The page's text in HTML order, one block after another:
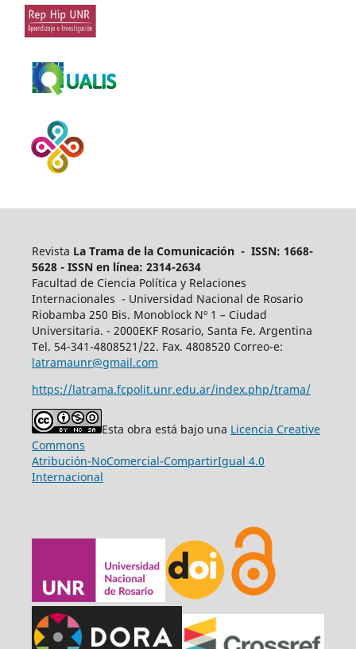
Revista La Trama de la Comunicación - ISSN: 1668-
5628 - ISSN en línea: 2314-2634
Facultad de Ciencia Política y Relaciones
Internacionales - Universidad Nacional de Rosario
Riobamba 250 Bis. Monoblock Nº 1 – Ciudad
Universitaria. - 2000EKF Rosario, Santa Fe. Argentina
Tel. 54-341-4808521/22. Fax. 4808520 Correo-e:
latramaunr@gmail.com
https://latrama.fcpolit.unr.edu.ar/index.php/trama/
Esta obra está bajo una Licencia Creative
Commons
Atribución-NoComercial-CompartirIgual 4.0
Internacional